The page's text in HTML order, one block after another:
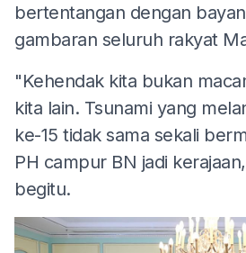
bertentangan dengan
gambaran seluruh rakyat
"Kehendak kita bukan
kita lain. Tsunami yang
ke-15 tidak sama sekali
PH campur BN jadi
begitu.